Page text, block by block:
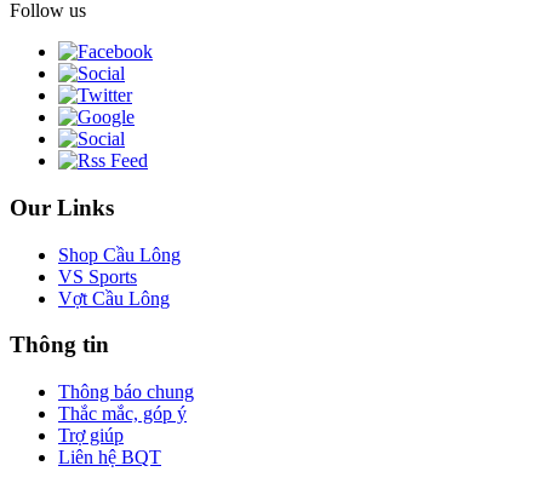
Follow us
Our Links
Shop Cầu Lông
VS Sports
Vợt Cầu Lông
Thông tin
Thông báo chung
Thắc mắc, góp ý
Trợ giúp
Liên hệ BQT